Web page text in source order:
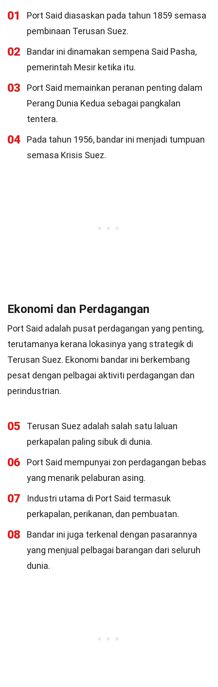
01
Port Said diasaskan pada tahun 1859 semasa
pembinaan Terusan Suez.
02
Bandar ini dinamakan sempena Said Pasha,
pemerintah Mesir ketika itu.
03
Port Said memainkan peranan penting dalam
Perang Dunia Kedua sebagai pangkalan
tentera.
04
Pada tahun 1956, bandar ini menjadi tumpuan
semasa Krisis Suez.
Ekonomi dan Perdagangan
Port Said adalah pusat perdagangan yang penting,
terutamanya kerana lokasinya yang strategik di
Terusan Suez. Ekonomi bandar ini berkembang
pesat dengan pelbagai aktiviti perdagangan dan
perindustrian.
05
Terusan Suez adalah salah satu laluan
perkapalan paling sibuk di dunia.
06
Port Said mempunyai zon perdagangan bebas
yang menarik pelaburan asing.
07
Industri utama di Port Said termasuk
perkapalan, perikanan, dan pembuatan.
08
Bandar ini juga terkenal dengan pasarannya
yang menjual pelbagai barangan dari seluruh
dunia.